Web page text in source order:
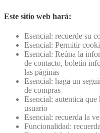
Este sitio web hará:
Esencial: recuerde su
Esencial: Permitir
Esencial: Reúna la
de contacto, boletín
las páginas
Esencial: haga un
de compras
Esencial: autentica que
usuario
Esencial: recuerda la
Funcionalidad: